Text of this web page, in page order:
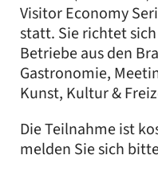
Visitor Economy
statt. Sie richtet
Betriebe aus den
Gastronomie,
Kunst, Kultur &
Die Teilnahme ist
melden Sie sich